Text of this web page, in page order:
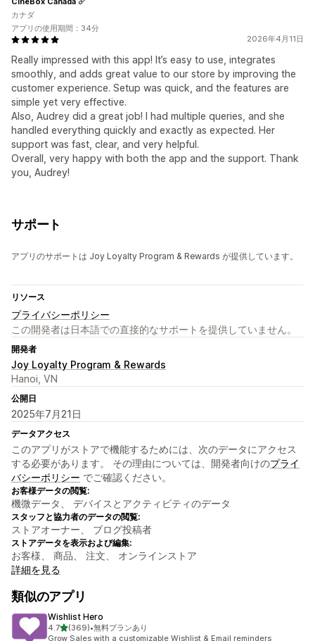
2026年4月11日
Really impressed with this app! It’s easy to use, integrates
smoothly, and adds great value to our store by improving the
customer experience. Setup was quick, and the features are
simple yet very effective.
Also, Audrey did a great job! I had multiple queries, and she
handled everything quickly and exactly as expected. Her
support was fast, clear, and very helpful.
Overall, very happy with both the app and the support. Thank
you, Audrey!
カナダ
アプリの使用期間：34分
サポート
アプリのサポートは Joy Loyalty Program & Rewards が提供しています。
リソース
プライバシーポリシー
この開発者は日本語での直接的なサポートを提供していません。
開発者
Joy Loyalty Program & Rewards
Hanoi, VN
公開日
2025年7月21日
データアクセス
このアプリがストアで機能するためには、次のデータにアクセス
する必要があります。 その理由については、開発者向けのプライ
バシーポリシー でご確認ください。
お客様データの閲覧:
機微データ、 デバイスとアクティビティのデータ
スタッフと協力者のデータの閲覧:
ストアオーナー、 ブログ投稿者
ストアデータを表示および編集:
お客様、 商品、 注文、 オンラインストア
詳細を見る
類似のアプリ
Wishlist Hero
4.75つ星中
(369)
合計レビュー数：369件
•無料プランあり
Grow Sales with a customizable Wishlist & Email reminders